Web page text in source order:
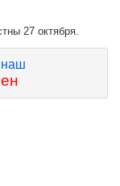
27 октября.
наш